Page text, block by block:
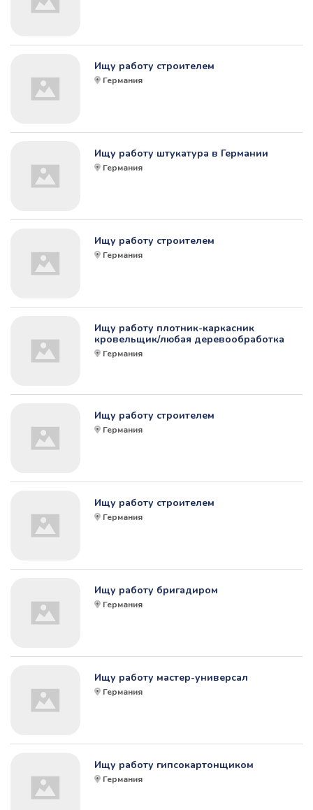
Ищу работу строителем
Германия
Ищу работу штукатура в Германии
Германия
Ищу работу строителем
Германия
Ищу работу плотник-каркасник
кровельщик/любая деревообработка
Германия
Ищу работу строителем
Германия
Ищу работу строителем
Германия
Ищу работу бригадиром
Германия
Ищу работу мастер-универсал
Германия
Ищу работу гипсокартонщиком
Германия